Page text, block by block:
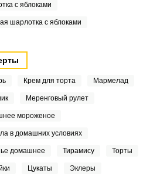
с яблоками
шарлотка с яблоками
Крем для торта Мармелад
Меренговый рулет
мороженое
в домашних условиях
домашнее Тирамису Торты
Цукаты Эклеры